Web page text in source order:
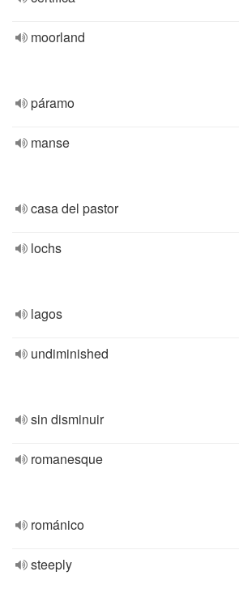
moorland
páramo
manse
casa del pastor
lochs
lagos
undiminished
sin disminuir
romanesque
románico
steeply